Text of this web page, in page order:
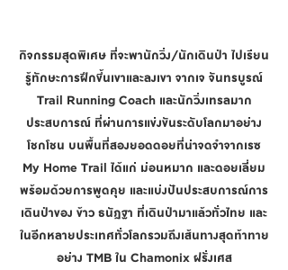
กิจกรรมสุดพิเศษ ที่จะพานักวิ่ง/นักเดินป่า ไปเรียน
รู้ทักษะการฝึกขึ้นเขาและลงเขา จากเจ จันทรบูรณ์
Trail Running Coach และนักวิ่งเทรลมาก
ประสบการณ์ ที่ผ่านการแข่งขันระดับโลกมาอย่าง
โชกโชน บนพื้นที่สองยอดดอยที่น่าจดจำจากเรซ
My Home Trail ได้แก่ ม่อนหมาก และดอยเลี่ยม
พร้อมด้วยการพูดคุย และแบ่งปันประสบการณ์การ
เดินป่าของ ข้าว ธนัฎฐา ที่เดินป่ามาแล้วทั่วไทย และ
ในอีกหลายประเทศทั่วโลกรวมถึงเส้นทางสุดท้าทาย
อย่าง TMB ใน Chamonix ฝรั่งเศส